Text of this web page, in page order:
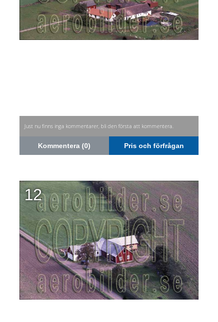
Just nu finns inga kommentarer, bli den första att kommentera.
Kommentera (0) Pris och förfrågan
12